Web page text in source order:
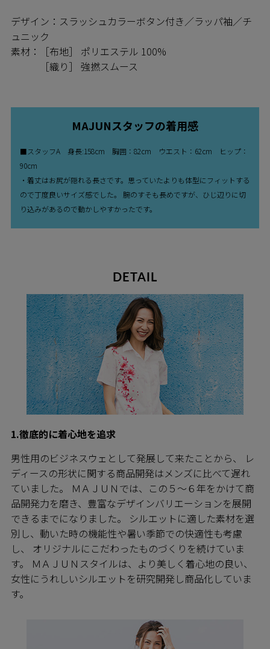
デザイン：スラッシュカラーボタン付き／ラッパ袖／チ
ュニック
素材：［布地］ ポリエステル 100%
［織り］ 強撚スムース
MAJUNスタッフの着用感
■スタッフA 身長:158cm 胸囲：82cm ウエスト：62cm ヒップ：
90cm
・着丈はお尻が隠れる長さです。思っていたよりも体型にフィットする
ので丁度良いサイズ感でした。 腕のすそも長めですが、ひじ辺りに切
り込みがあるので動かしやすかったです。
DETAIL
1.徹底的に着心地を追求
男性用のビジネスウェとして発展して来たことから、 レ
ディースの形状に関する商品開発はメンズに比べて遅れ
ていました。 ＭＡＪＵＮでは、この５～６年をかけて商
品開発力を磨き、豊富なデザインバリエーションを展開
できるまでになりました。 シルエットに適した素材を選
別し、動いた時の機能性や暑い季節での快適性も考慮
し、 オリジナルにこだわったものづくりを続けていま
す。 ＭＡＪＵＮスタイルは、より美しく着心地の良い、
女性にうれしいシルエットを研究開発し商品化していま
す。